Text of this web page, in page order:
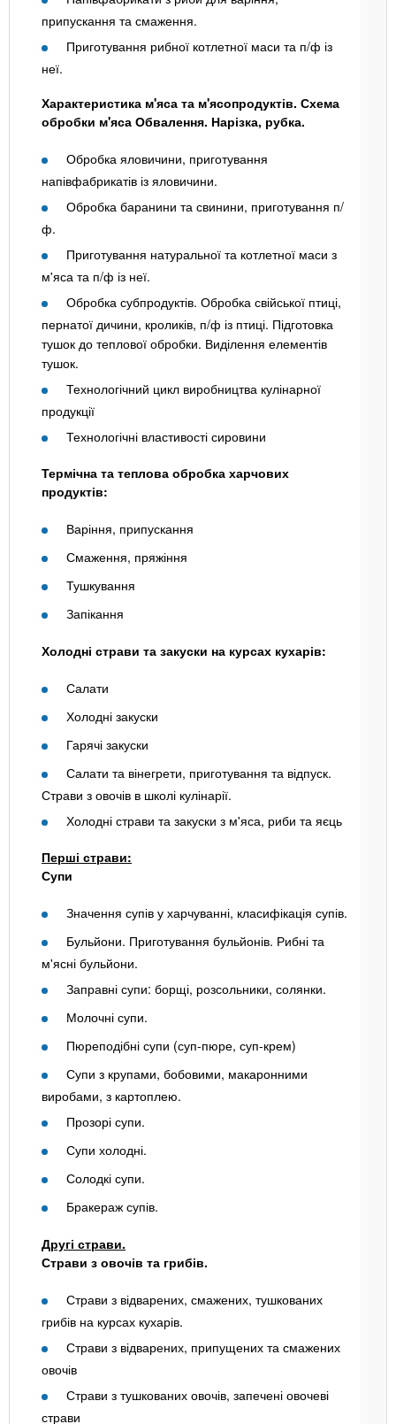
припускання та смаження.
Приготування рибної котлетної маси та п/ф із
неї.
Характеристика м'яса та м'ясопродуктів. Схема
обробки м'яса Обвалення. Нарізка, рубка.
Обробка яловичини, приготування
напівфабрикатів із яловичини.
Обробка баранини та свинини, приготування п/
ф.
Приготування натуральної та котлетної маси з
м'яса та п/ф із неї.
Обробка субпродуктів. Обробка свійської птиці,
пернатої дичини, кроликів, п/ф із птиці. Підготовка
тушок до теплової обробки. Виділення елементів
тушок.
Технологічний цикл виробництва кулінарної
продукції
Технологічні властивості сировини
Термічна та теплова обробка харчових
продуктів:
Варіння, припускання
Смаження, пряжіння
Тушкування
Запікання
Холодні страви та закуски на курсах кухарів:
Салати
Холодні закуски
Гарячі закуски
Салати та вінегрети, приготування та відпуск.
Страви з овочів в школі кулінарії.
Холодні страви та закуски з м'яса, риби та яєць
Перші страви:
Супи
Значення супів у харчуванні, класифікація супів.
Бульйони. Приготування бульйонів. Рибні та
м'ясні бульйони.
Заправні супи: борщі, розсольники, солянки.
Молочні супи.
Пюреподібні супи (суп-пюре, суп-крем)
Супи з крупами, бобовими, макаронними
виробами, з картоплею.
Прозорі супи.
Супи холодні.
Солодкі супи.
Бракераж супів.
Другі страви.
Страви з овочів та грибів.
Страви з відварених, смажених, тушкованих
грибів на курсах кухарів.
Страви з відварених, припущених та смажених
овочів
Страви з тушкованих овочів, запечені овочеві
страви